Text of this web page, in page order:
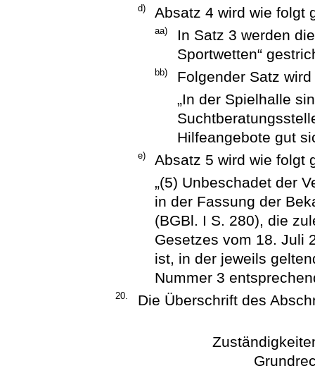
d) Absatz 4 wird wie folgt
aa)
In Satz 3 werden
Sportwetten“
bb)
Folgender Satz
„In der Spielhalle
Hilfeangebote gut
e)
Absatz 5 wird wie folgt
„(5) Unbeschadet der
in der Fassung der
(BGBl. I S. 280), die
Gesetzes vom 18. Juli
ist, in der jeweils
Nummer 3
20. Die Überschrift des